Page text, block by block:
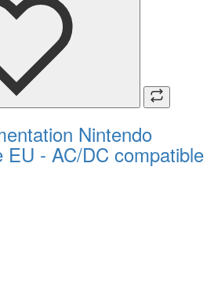
Nintendo
EU - AC/DC compatible